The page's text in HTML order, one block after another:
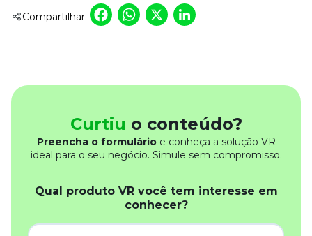
Compartilhar: Facebook
WhatsApp
X
Curtiu o conteúdo?
Preencha o formulárioe conheça a solução VR
ideal para o seu negócio. Simule sem compromisso.
Qual produto VR você tem interesse em
conhecer?